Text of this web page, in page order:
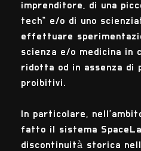
imprenditore, di una
tech" e/o di uno
effettuare
scienza e/o medicina in
ridotta od in assenza di
proibitivi.
In particolare,
fatto il sistema
discontinuità storica